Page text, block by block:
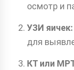
осмотр и
УЗИ яичек:
для
КТ или